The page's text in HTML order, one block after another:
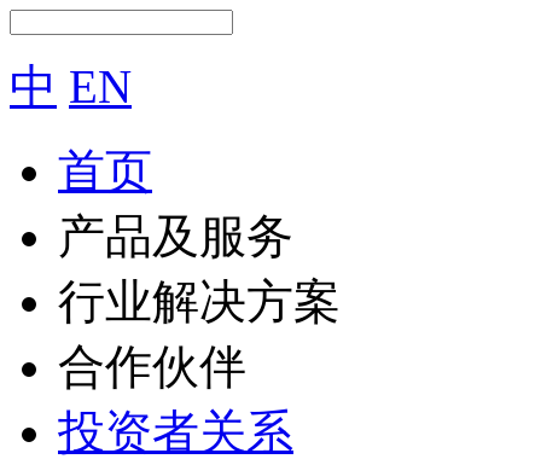
中 EN
首页
产品及服务
行业解决方案
合作伙伴
投资者关系